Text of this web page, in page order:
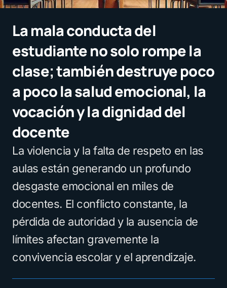
La mala conducta del
estudiante no solo rompe la
clase; también destruye poco
a poco la salud emocional, la
vocación y la dignidad del
docente
La violencia y la falta de respeto en las
aulas están generando un profundo
desgaste emocional en miles de
docentes. El conflicto constante, la
pérdida de autoridad y la ausencia de
límites afectan gravemente la
convivencia escolar y el aprendizaje.